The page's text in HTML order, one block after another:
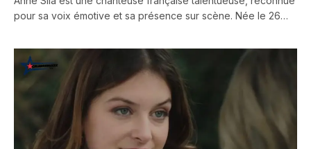
pour sa voix émotive et sa présence sur scène. Née le 26…